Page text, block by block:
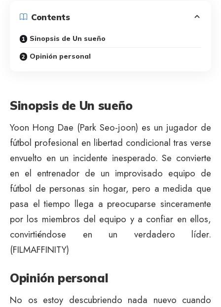
Contents
Sinopsis de Un sueño
Opinión personal
Sinopsis de Un sueño
Yoon Hong Dae (Park Seo-joon) es un jugador de
fútbol profesional en libertad condicional tras verse
envuelto en un incidente inesperado. Se convierte
en el entrenador de un improvisado equipo de
fútbol de personas sin hogar, pero a medida que
pasa el tiempo llega a preocuparse sinceramente
por los miembros del equipo y a confiar en ellos,
convirtiéndose en un verdadero líder.
(FILMAFFINITY)
Opinión personal
No os estoy descubriendo nada nuevo cuando